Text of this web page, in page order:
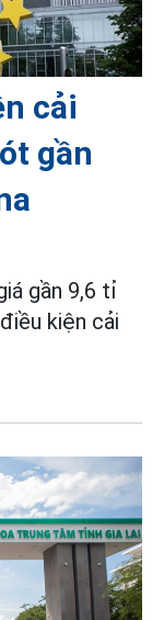
cải
gần
gần 9,6 tỉ
kiện cải